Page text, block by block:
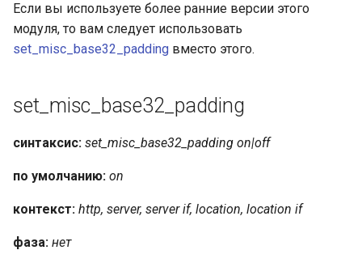
Если вы используете более ранние версии этого
модуля, то вам следует использовать
set_misc_base32_padding вместо этого.
set_misc_base32_padding
синтаксис: set_misc_base32_padding on|off
по умолчанию: on
контекст: http, server, server if, location, location if
фаза: нет